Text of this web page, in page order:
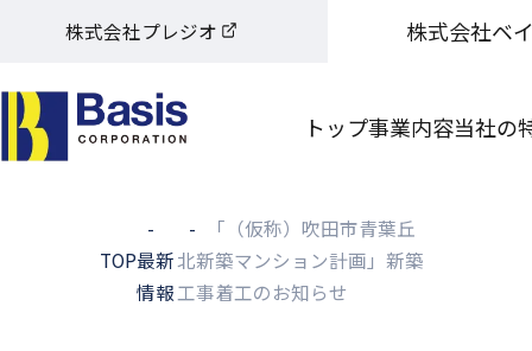
株式会社プレジオ 株式会社ベ
トップ事業内容当社の
TOP最新
情報
「（仮称）吹⽥市⻘葉丘
北新築マンション計画」新築
工事着工のお知らせ